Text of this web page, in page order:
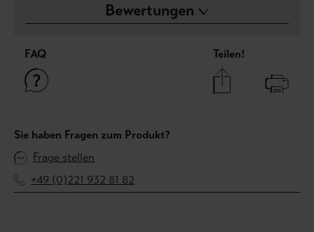
Bewertungen
FAQ Teilen!
Sie haben Fragen zum Produkt?
Frage stellen
+49 (0)221 932 81 82